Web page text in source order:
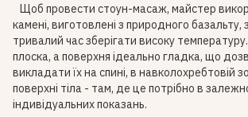
Щоб провести стоун-масаж, майстер
камені, виготовлені з природного базальту,
тривалий час зберігати високу
плоска, а поверхня ідеально гладка, що
викладати їх на спині, в навколохребтовій
поверхні тіла - там, де це потрібно в
індивідуальних показань.